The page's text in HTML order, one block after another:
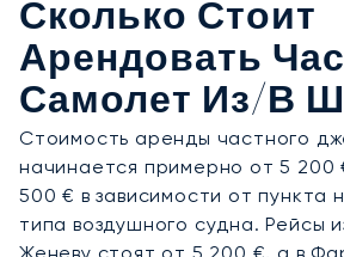
удобствами. Такой подход
прибудете в прекрасном
будете готовы к заселению в
отель Château de Candie,
альпийское приключение.
Наш опыт включает
самые сложные аэропорты
что ваше путешествие
Сколько Стоит
Арендовать
Самолет Из/в
Стоимость аренды частного
начинается примерно от 5 200
500 € в зависимости от пункта
типа воздушного судна. Рейсы
Женеву стоят от 5 200 €, а в